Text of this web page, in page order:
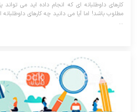
کارهای داوطلبانه ای که انجام داده اید می
مطلوب باشد! اما آیا می دانید چه کارهای داوطلبانه
...